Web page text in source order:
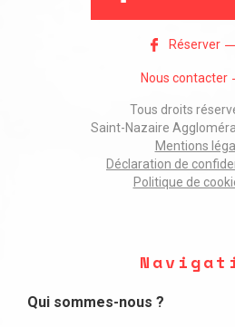
Réserver
Nous contacter
Tous droits
Saint-Nazaire
Mentions
Déclaration de
Politique de
Qui sommes-nous ?